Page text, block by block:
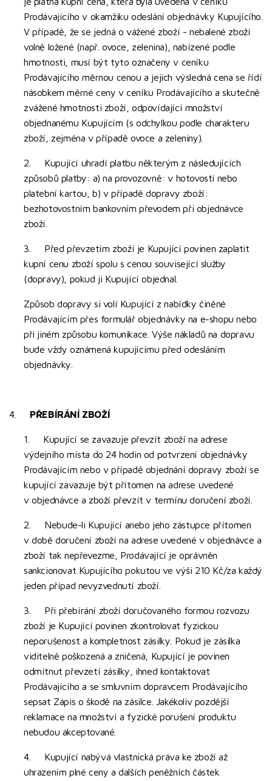
Prodávajícího v okamžiku odeslání objednávky Kupujícího.
V případě, že se jedná o vážené zboží - nebalené zboží
volně ložené (např. ovoce, zelenina), nabízené podle
hmotnosti, musí být tyto označeny v ceníku
Prodávajícího měrnou cenou a jejich výsledná cena se řídí
násobkem měrné ceny v ceníku Prodávajícího a skutečně
zvážené hmotnosti zboží, odpovídající množství
objednanému Kupujícím (s odchylkou podle charakteru
zboží, zejména v případě ovoce a zeleniny).
2. Kupující uhradí platbu některým z následujících
způsobů platby: a) na provozovně: v hotovosti nebo
platební kartou, b) v případě dopravy zboží:
bezhotovostním bankovním převodem při objednávce
zboží.
3. Před převzetím zboží je Kupující povinen zaplatit
kupní cenu zboží spolu s cenou související služby
(dopravy), pokud ji Kupující objednal.
Způsob dopravy si volí Kupující z nabídky činěné
Prodávajícím přes formulář objednávky na e-shopu nebo
při jiném způsobu komunikace. Výše nákladů na dopravu
bude vždy oznámená kupujícímu před odesláním
objednávky.
4. PŘEBÍRÁNÍ ZBOŽÍ
1. Kupující se zavazuje převzít zboží na adrese
výdejního místa do 24 hodin od potvrzení objednávky
Prodávajícím nebo v případě objednání dopravy zboží se
kupující zavazuje být přítomen na adrese uvedené
v objednávce a zboží převzít v termínu doručení zboží.
2. Nebude-li Kupující anebo jeho zástupce přítomen
v době doručení zboží na adrese uvedené v objednávce a
zboží tak nepřevezme, Prodávající je oprávněn
sankcionovat Kupujícího pokutou ve výši 210 Kč/za každý
jeden případ nevyzvednutí zboží.
3. Při přebírání zboží doručovaného formou rozvozu
zboží je Kupující povinen zkontrolovat fyzickou
neporušenost a kompletnost zásilky. Pokud je zásilka
viditelně poškozená a zničená, Kupující je povinen
odmítnut převzetí zásilky, ihned kontaktovat
Prodávajícího a se smluvním dopravcem Prodávajícího
sepsat Zápis o škodě na zásilce. Jakékoliv pozdější
reklamace na množství a fyzické porušení produktu
nebudou akceptované.
4. Kupující nabývá vlastnická práva ke zboží až
uhrazením plné ceny a dalších peněžních částek